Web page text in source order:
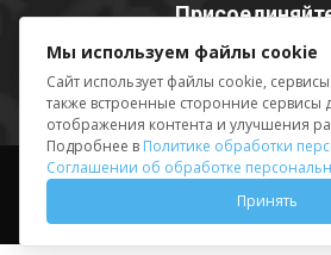
Выходные данные
© АМУ «Редакция газеты «Волжская
Мы используем файлы cookie
Сайт использует файлы cookie,
также встроенные сторонние сервисы
отображения контента и улучшения
Подробнее в Политике обработки
Соглашении об обработке
Принять